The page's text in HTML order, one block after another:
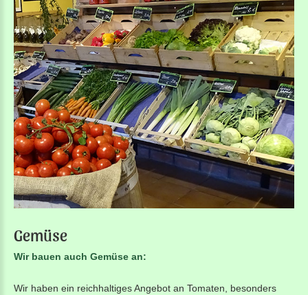
Gemüse
Wir bauen auch Gemüse an:
Wir haben ein reichhaltiges Angebot an Tomaten, besonders